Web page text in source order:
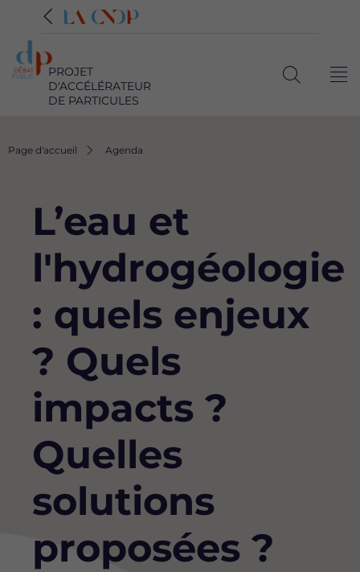
PROJET
D'ACCÉLÉRATEUR
DE PARTICULES
Fil
Page d'accueil Agenda
L’eau et
l'hydrogéologie
: quels enjeux
? Quels
impacts ?
Quelles
solutions
proposées ?